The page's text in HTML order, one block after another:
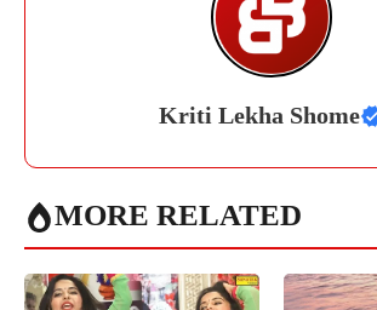
Kriti Lekha Shome
MORE RELATED